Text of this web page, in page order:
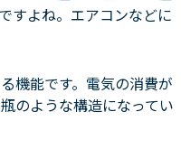
すよね。エアコンなどに
機能です。電気の消費が
のような構造になってい